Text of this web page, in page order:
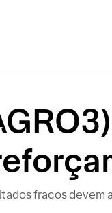
fracos devem